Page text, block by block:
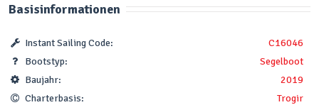
Basisinformationen
Instant Sailing Code:
C16046
Bootstyp:
Segelboot
Baujahr:
2019
Charterbasis:
Trogir